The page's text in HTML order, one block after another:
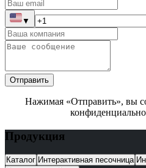
▼
Отправить
Нажимая «Отправить», вы
Продукция
Каталог Интерактивная песочница